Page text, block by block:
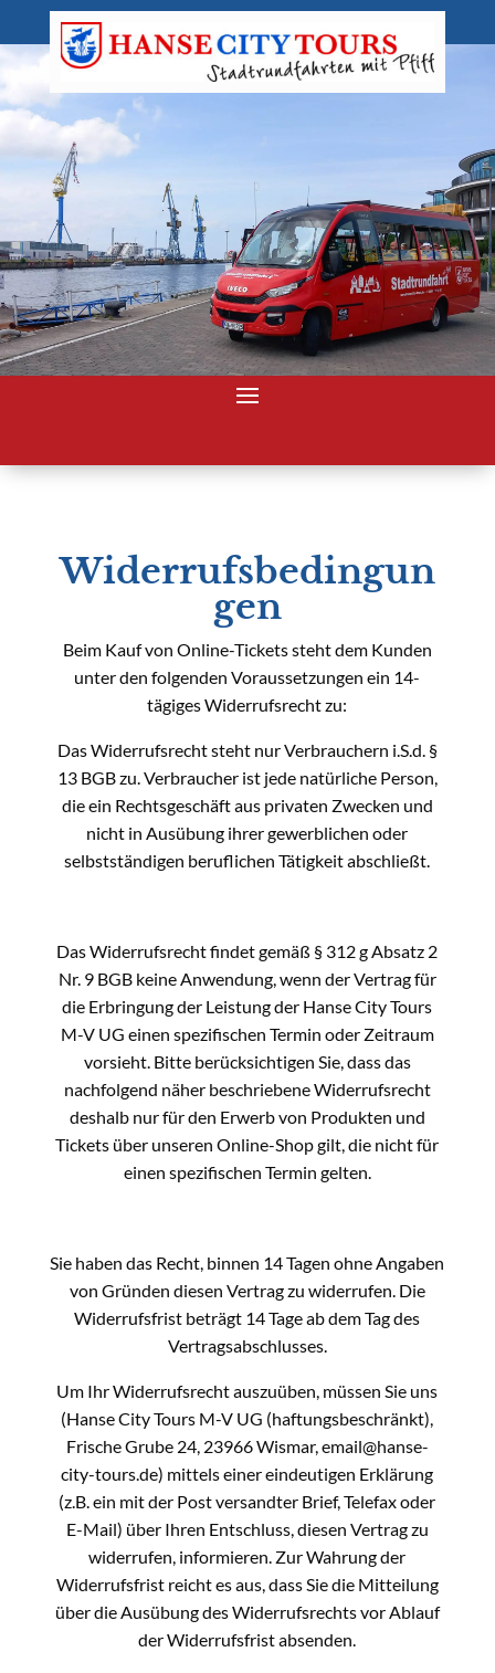
Widerrufsbedingun
gen
Beim Kauf von Online-Tickets steht dem Kunden
unter den folgenden Voraussetzungen ein 14-
tägiges Widerrufsrecht zu:
Das Widerrufsrecht steht nur Verbrauchern i.S.d. §
13 BGB zu. Verbraucher ist jede natürliche Person,
die ein Rechtsgeschäft aus privaten Zwecken und
nicht in Ausübung ihrer gewerblichen oder
selbstständigen beruflichen Tätigkeit abschließt.
Das Widerrufsrecht findet gemäß § 312 g Absatz 2
Nr. 9 BGB keine Anwendung, wenn der Vertrag für
die Erbringung der Leistung der Hanse City Tours
M-V UG einen spezifischen Termin oder Zeitraum
vorsieht. Bitte berücksichtigen Sie, dass das
nachfolgend näher beschriebene Widerrufsrecht
deshalb nur für den Erwerb von Produkten und
Tickets über unseren Online-Shop gilt, die nicht für
einen spezifischen Termin gelten.
Sie haben das Recht, binnen 14 Tagen ohne Angaben
von Gründen diesen Vertrag zu widerrufen. Die
Widerrufsfrist beträgt 14 Tage ab dem Tag des
Vertragsabschlusses.
Um Ihr Widerrufsrecht auszuüben, müssen Sie uns
(Hanse City Tours M-V UG (haftungsbeschränkt),
Frische Grube 24, 23966 Wismar, email@hanse-
city-tours.de) mittels einer eindeutigen Erklärung
(z.B. ein mit der Post versandter Brief, Telefax oder
E-Mail) über Ihren Entschluss, diesen Vertrag zu
widerrufen, informieren. Zur Wahrung der
Widerrufsfrist reicht es aus, dass Sie die Mitteilung
über die Ausübung des Widerrufsrechts vor Ablauf
der Widerrufsfrist absenden.